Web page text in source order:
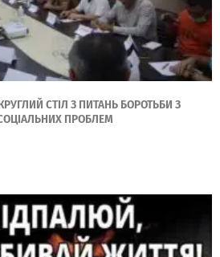
СТІЛ З ПИТАНЬ БОРОТЬБИ З
ПРОБЛЕМ